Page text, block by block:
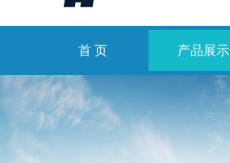
首 页 产品展示